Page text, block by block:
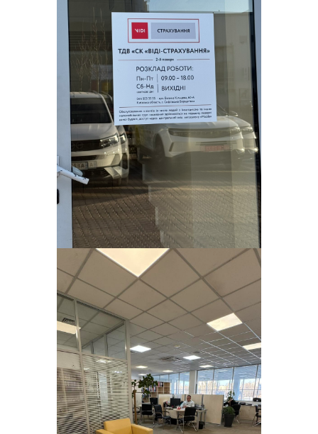
млн грн страхових відшкодувань своїм
клієнтам.
2021 рік
Товариству з додатковою
відповідальністю «СК «ВІДІ-
СТРАХУВАННЯ» присвоєно надвисокий
рейтинг кредитної та фінансової
стійкості на рівні uaAA.
2020
ТДВ СК «ВІДІ-Страхування» виступає
надійним партнером банків України в
сегменті страхування КАСКО
заставного майна.
2019 - Найпрозоріша страхова
компанія в Україні
10-те місце в ТОП-40 страхових
компаній на ринку КАСКО України